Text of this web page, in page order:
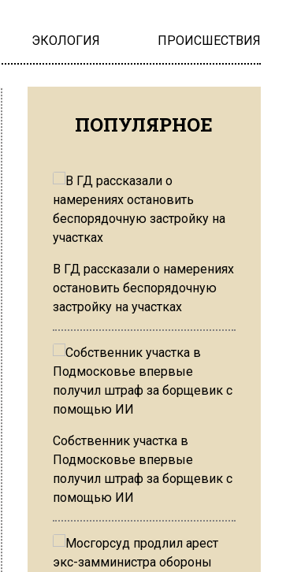
ЭКОЛОГИЯ ПРОИСШЕСТВИЯ
ПОПУЛЯРНОЕ
В ГД рассказали о намерениях
остановить беспорядочную
застройку на участках
Собственник участка в
Подмосковье впервые
получил штраф за борщевик с
помощью ИИ